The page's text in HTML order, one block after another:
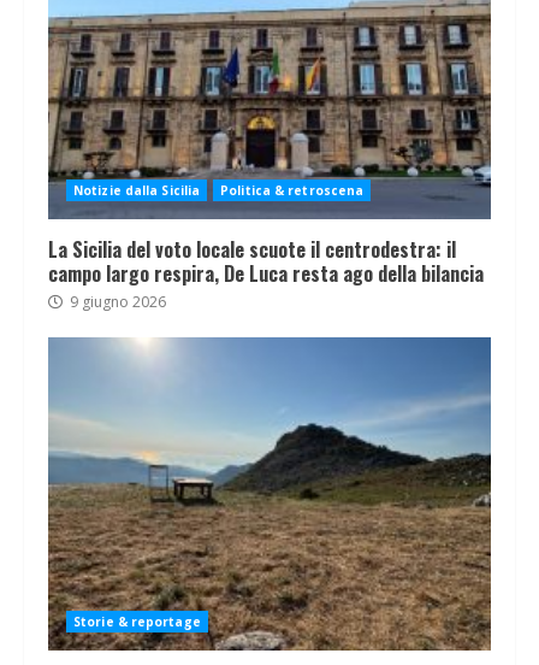
Notizie dalla Sicilia Politica & retroscena
La Sicilia del voto locale scuote il centrodestra: il
campo largo respira, De Luca resta ago della bilancia
9 giugno 2026
Storie & reportage